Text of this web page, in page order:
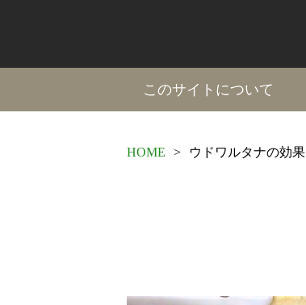
このサイトについて
HOME > ウドワルタナの効果